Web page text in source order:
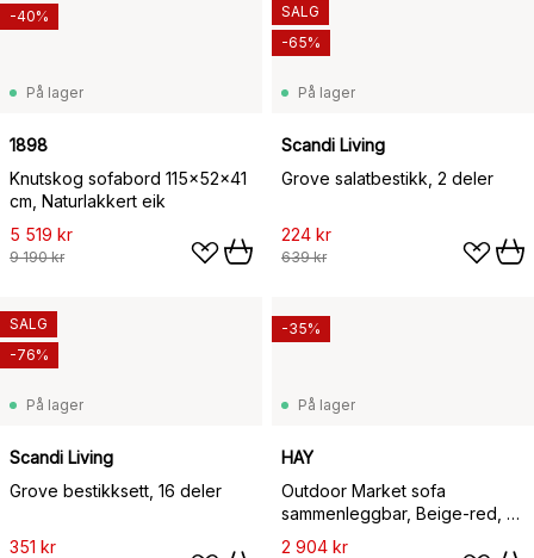
På lager
1898
Knutskog sofabord 115x52x41
cm, Naturlakkert eik
5 519 kr
9 190 kr
-40%
På lager
Scandi Living
Grove salatbestikk, 2 deler
224 kr
639 kr
SALG
-65%
På lager
Scandi Living
Grove bestikksett, 16 deler
351 kr
SALG
-76%
På lager
HAY
Outdoor Market sofa
sammenleggbar, Beige-red, 2-
seter
2 904 kr
-35%